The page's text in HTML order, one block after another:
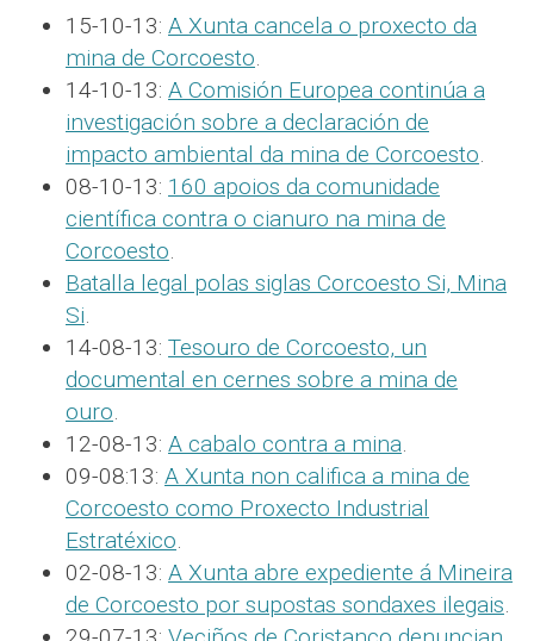
15-10-13: A Xunta cancela o proxecto da
mina de Corcoesto.
14-10-13: A Comisión Europea continúa a
investigación sobre a declaración de
impacto ambiental da mina de Corcoesto.
08-10-13: 160 apoios da comunidade
científica contra o cianuro na mina de
Corcoesto.
Batalla legal polas siglas Corcoesto Si, Mina
Si.
14-08-13: Tesouro de Corcoesto, un
documental en cernes sobre a mina de
ouro.
12-08-13: A cabalo contra a mina.
09-08:13: A Xunta non califica a mina de
Corcoesto como Proxecto Industrial
Estratéxico.
02-08-13: A Xunta abre expediente á Mineira
de Corcoesto por supostas sondaxes ilegais.